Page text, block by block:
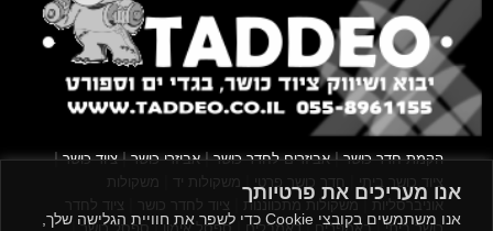
אנו מעריכים את פרטיותך
אנו משתמשים בקובצי Cookie כדי לשפר את חוויית הגלישה שלך,
הקמת חדר כושר|אביזרים לחדר כושר|אביזרי כושר|ציוד כושר|
ציוד כושר ביתי חדר כושר פרטי משקולות יד
משקולות
אוניברסליות |משקולות מתכווננות ציוד לחדר כושר
ציוד לחדר